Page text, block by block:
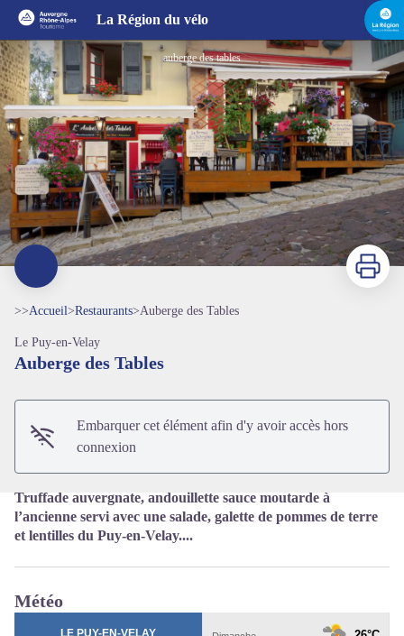
La Région du vélo
auberge des tables
Imprimer
>>Accueil>Restaurants>Auberge des Tables
Le Puy-en-Velay
Auberge des Tables
Embarquer cet élément afin d'y avoir accès hors
connexion
Truffade auvergnate, andouillette sauce moutarde à
l’ancienne servi avec une salade, galette de pommes de terre
et lentilles du Puy-en-Velay....
Météo